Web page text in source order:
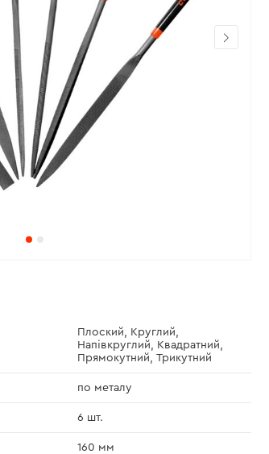
Плоский, Круглий,
Напівкруглий, Квадратний,
Прямокутний, Трикутний
по металу
6 шт.
160 мм